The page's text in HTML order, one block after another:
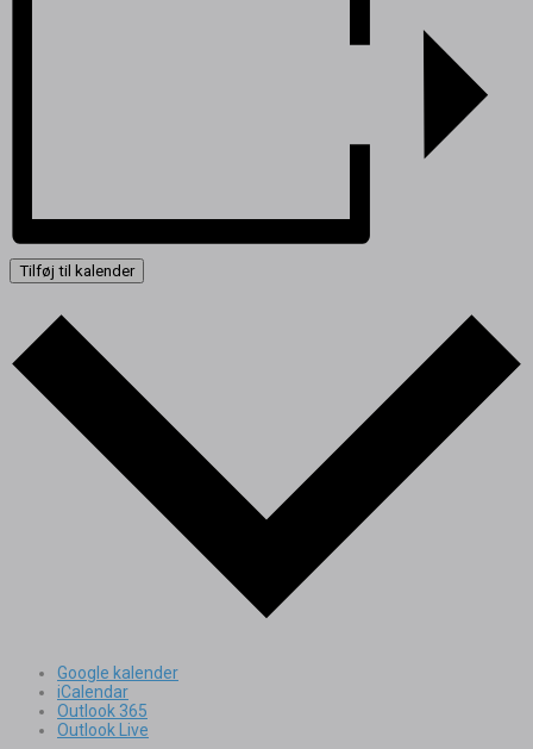
Tilføj til kalender
Google kalender
iCalendar
Outlook 365
Outlook Live